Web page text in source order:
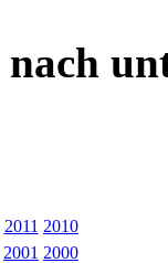
2011 2010
2001 2000